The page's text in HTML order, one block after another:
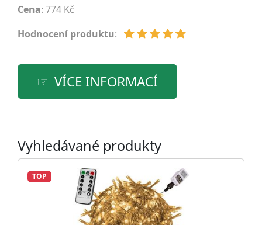
Cena: 774 Kč
Hodnocení produktu:
VÍCE INFORMACÍ
Vyhledávané produkty
TOP